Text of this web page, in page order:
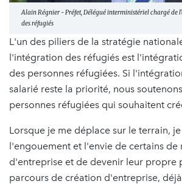
Alain Régnier - Préfet, Délégué interministériel chargé de
des réfugiés
L'un des piliers de la stratégie
l'intégration des réfugiés est
des personnes réfugiées. Si
salarié reste la priorité, nous
personnes réfugiées qui souhaitent
Lorsque je me déplace sur le terrain, je
l'engouement et l'envie de certains
d'entreprise et de devenir leur propre
parcours de création d'entreprise,